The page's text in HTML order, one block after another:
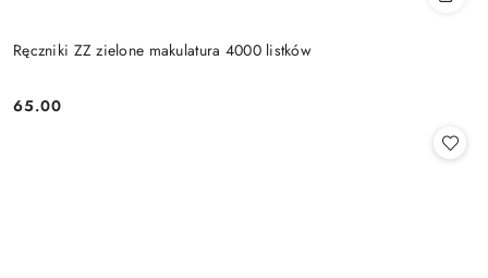
Ręczniki ZZ zielone makulatura 4000 listków
Cena:
65.00